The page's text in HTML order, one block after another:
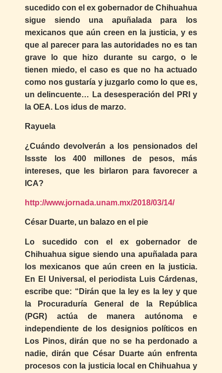
sucedido con el ex gobernador de Chihuahua
sigue siendo una apuñalada para los
mexicanos que aún creen en la justicia, y es
que al parecer para las autoridades no es tan
grave lo que hizo durante su cargo, o le
tienen miedo, el caso es que no ha actuado
como nos gustaría y juzgarlo como lo que es,
un delincuente… La desesperación del PRI y
la OEA. Los idus de marzo.
Rayuela
¿Cuándo devolverán a los pensionados del
Issste los 400 millones de pesos, más
intereses, que les birlaron para favorecer a
ICA?
http://www.jornada.unam.mx/2018/03/14/
César Duarte, un balazo en el pie
Lo sucedido con el ex gobernador de
Chihuahua sigue siendo una apuñalada para
los mexicanos que aún creen en la justicia.
En El Universal, el periodista Luis Cárdenas,
escribe que: “Dirán que la ley es la ley y que
la Procuraduría General de la República
(PGR) actúa de manera autónoma e
independiente de los designios políticos en
Los Pinos, dirán que no se ha perdonado a
nadie, dirán que César Duarte aún enfrenta
procesos con la justicia local en Chihuahua y